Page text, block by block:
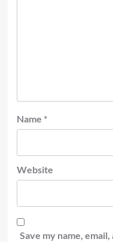
Name *
Website
Save my name,